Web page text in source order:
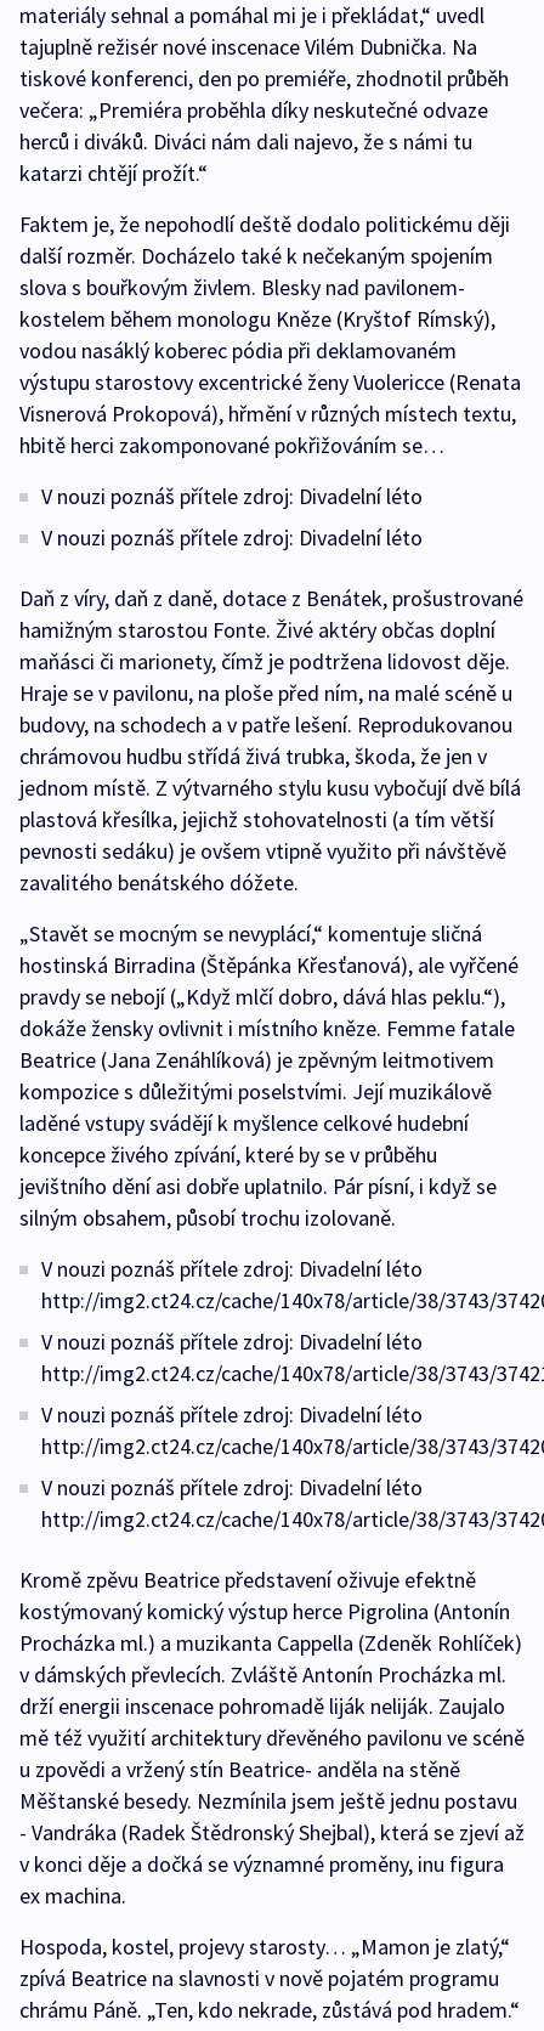
materiály sehnal a pomáhal mi je i překládat,“ uvedl
tajuplně režisér nové inscenace Vilém Dubnička. Na
tiskové konferenci, den po premiéře, zhodnotil průběh
večera: „Premiéra proběhla díky neskutečné odvaze
herců i diváků. Diváci nám dali najevo, že s námi tu
katarzi chtějí prožít.“
Faktem je, že nepohodlí deště dodalo politickému ději
další rozměr. Docházelo také k nečekaným spojením
slova s bouřkovým živlem. Blesky nad pavilonem-
kostelem během monologu Kněze (Kryštof Rímský),
vodou nasáklý koberec pódia při deklamovaném
výstupu starostovy excentrické ženy Vuolericce (Renata
Visnerová Prokopová), hřmění v různých místech textu,
hbitě herci zakomponované pokřižováním se…
V nouzi poznáš přítele zdroj: Divadelní léto
V nouzi poznáš přítele zdroj: Divadelní léto
Daň z víry, daň z daně, dotace z Benátek, prošustrované
hamižným starostou Fonte. Živé aktéry občas doplní
maňásci či marionety, čímž je podtržena lidovost děje.
Hraje se v pavilonu, na ploše před ním, na malé scéně u
budovy, na schodech a v patře lešení. Reprodukovanou
chrámovou hudbu střídá živá trubka, škoda, že jen v
jednom místě. Z výtvarného stylu kusu vybočují dvě bílá
plastová křesílka, jejichž stohovatelnosti (a tím větší
pevnosti sedáku) je ovšem vtipně využito při návštěvě
zavalitého benátského dóžete.
„Stavět se mocným se nevyplácí,“ komentuje sličná
hostinská Birradina (Štěpánka Křesťanová), ale vyřčené
pravdy se nebojí („Když mlčí dobro, dává hlas peklu.“),
dokáže žensky ovlivnit i místního kněze. Femme fatale
Beatrice (Jana Zenáhlíková) je zpěvným leitmotivem
kompozice s důležitými poselstvími. Její muzikálově
laděné vstupy svádějí k myšlence celkové hudební
koncepce živého zpívání, které by se v průběhu
jevištního dění asi dobře uplatnilo. Pár písní, i když se
silným obsahem, působí trochu izolovaně.
V nouzi poznáš přítele zdroj: Divadelní léto
http://img2.ct24.cz/cache/140x78/article/38/3743/
V nouzi poznáš přítele zdroj: Divadelní léto
http://img2.ct24.cz/cache/140x78/article/38/3743/
V nouzi poznáš přítele zdroj: Divadelní léto
http://img2.ct24.cz/cache/140x78/article/38/3743/
V nouzi poznáš přítele zdroj: Divadelní léto
http://img2.ct24.cz/cache/140x78/article/38/3743/
Kromě zpěvu Beatrice představení oživuje efektně
kostýmovaný komický výstup herce Pigrolina (Antonín
Procházka ml.) a muzikanta Cappella (Zdeněk Rohlíček)
v dámských převlecích. Zvláště Antonín Procházka ml.
drží energii inscenace pohromadě liják neliják. Zaujalo
mě též využití architektury dřevěného pavilonu ve scéně
u zpovědi a vržený stín Beatrice- anděla na stěně
Měštanské besedy. Nezmínila jsem ještě jednu postavu
- Vandráka (Radek Štědronský Shejbal), která se zjeví až
v konci děje a dočká se významné proměny, inu figura
ex machina.
Hospoda, kostel, projevy starosty… „Mamon je zlatý,“
zpívá Beatrice na slavnosti v nově pojatém programu
chrámu Páně. „Ten, kdo nekrade, zůstává pod hradem.“